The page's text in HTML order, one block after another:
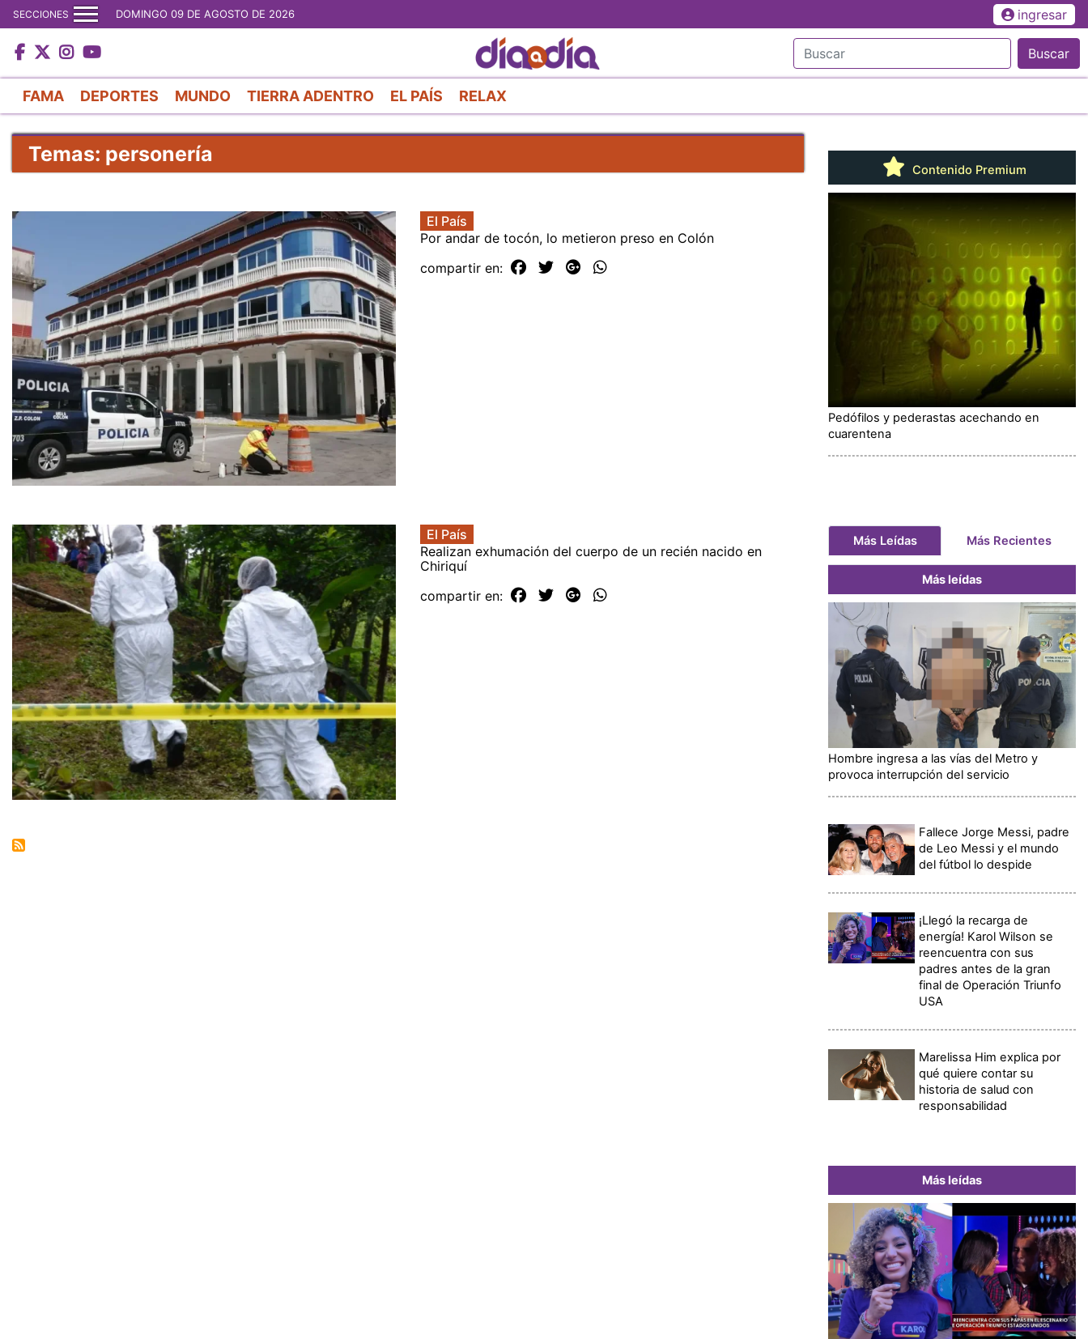
al
contenido
principal
SECCIONES DOMINGO 09 DE AGOSTO DE 2026 ingresar
Buscar
FAMA DEPORTES MUNDO TIERRA ADENTRO EL PAÍS RELAX
Temas: personería
El País
Por andar de tocón, lo metieron preso en Colón
compartir en:
El País
Realizan exhumación del cuerpo de un recién nacido en
Chiriquí
compartir en:
Contenido Premium
Pedófilos y pederastas acechando en
cuarentena
Más Leídas Más Recientes
Más leídas
Hombre ingresa a las vías del Metro y
provoca interrupción del servicio
Fallece Jorge Messi, padre
de Leo Messi y el mundo
del fútbol lo despide
¡Llegó la recarga de
energía! Karol Wilson se
reencuentra con sus
padres antes de la gran
final de Operación Triunfo
USA
Marelissa Him explica por
qué quiere contar su
historia de salud con
responsabilidad
Más leídas